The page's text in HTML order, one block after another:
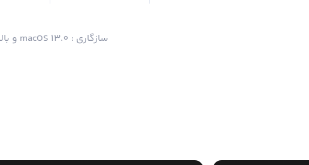
سازگاری : macOS 13.0 و بالاتر